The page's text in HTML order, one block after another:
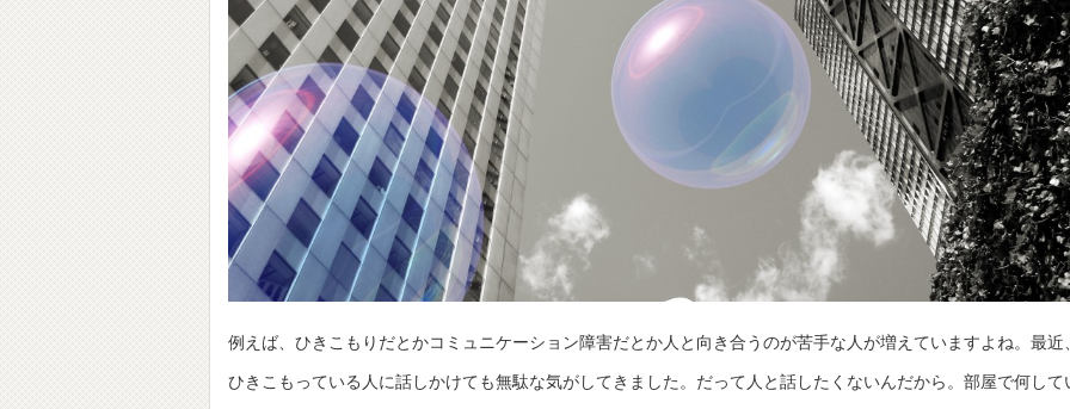
例えば、ひきこもりだとかコミュニケーション障害だとか人と向き合うのが苦手な人が増えていますよね。最近
ひきこもっている人に話しかけても無駄な気がしてきました。だって人と話したくないんだから。部屋で何して